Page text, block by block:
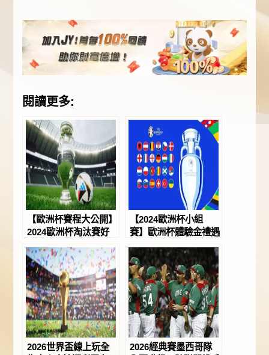
閱讀更多:
【歐洲杯賽程大公開】
2024歐洲杯淘汰賽好
回饋金－JY娛樂城
【2024歐洲杯小組
賽】歐洲杯體驗金禮遇
次看－JY娛樂城
2026世界盃線上玩全
2026經典賽墨西哥隊